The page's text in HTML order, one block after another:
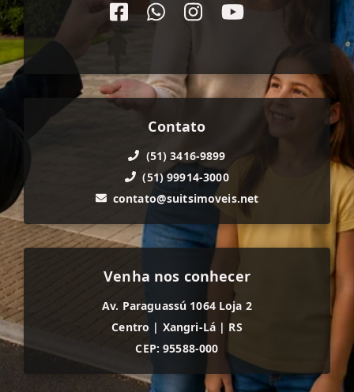
Contato
(51) 3416-9899
(51) 99914-3000
contato@suitsimoveis.net
Venha nos conhecer
Av. Paraguassú 1064 Loja 2
Centro | Xangri-Lá | RS
CEP: 95588-000